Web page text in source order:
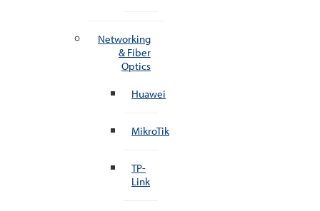
Networking
& Fiber
Optics
Huawei
MikroTik
TP-
Link